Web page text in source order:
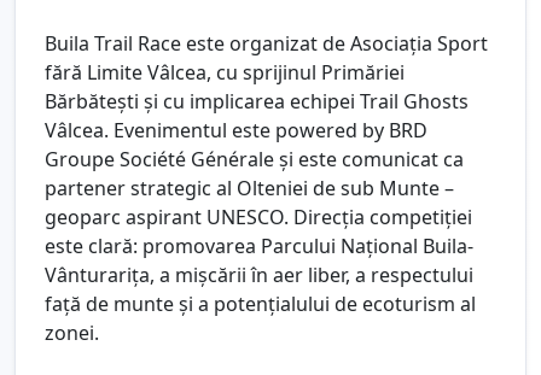
Buila Trail Race este organizat de Asociația Sport
fără Limite Vâlcea, cu sprijinul Primăriei
Bărbătești și cu implicarea echipei Trail Ghosts
Vâlcea. Evenimentul este powered by BRD
Groupe Société Générale și este comunicat ca
partener strategic al Olteniei de sub Munte –
geoparc aspirant UNESCO. Direcția competiției
este clară: promovarea Parcului Național Buila-
Vânturarița, a mișcării în aer liber, a respectului
față de munte și a potențialului de ecoturism al
zonei.